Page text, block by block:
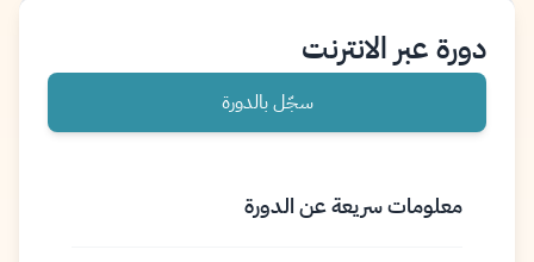
دورة عبر الانترنت
سجّل بالدورة
معلومات سريعة عن الدورة